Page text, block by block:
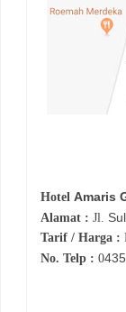
Hotel Amaris
Alamat : Jl.
Tarif / Harga :
No. Telp : 0